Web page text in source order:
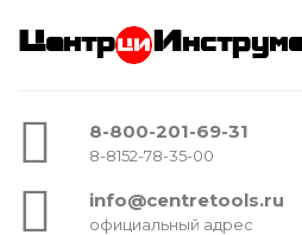
Центр
8-800-201-69-31
8-8152-78-35-00
info@centretools.ru
официальный адрес